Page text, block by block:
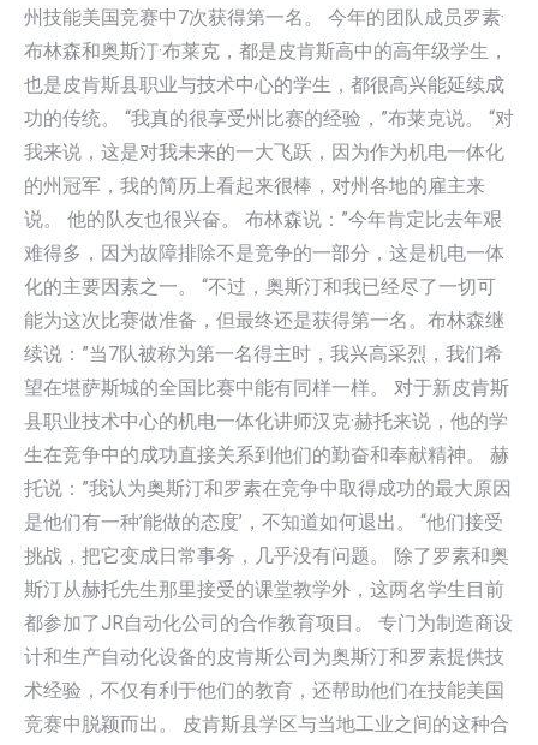
州技能美国竞赛中7次获得第一名。 今年的团队成员罗素·
布林森和奥斯汀·布莱克，都是皮肯斯高中的高年级学生，
也是皮肯斯县职业与技术中心的学生，都很高兴能延续成
功的传统。 “我真的很享受州比赛的经验，”布莱克说。 “对
我来说，这是对我未来的一大飞跃，因为作为机电一体化
的州冠军，我的简历上看起来很棒，对州各地的雇主来
说。 他的队友也很兴奋。 布林森说：”今年肯定比去年艰
难得多，因为故障排除不是竞争的一部分，这是机电一体
化的主要因素之一。 “不过，奥斯汀和我已经尽了一切可
能为这次比赛做准备，但最终还是获得第一名。布林森继
续说：”当7队被称为第一名得主时，我兴高采烈，我们希
望在堪萨斯城的全国比赛中能有同样一样。 对于新皮肯斯
县职业技术中心的机电一体化讲师汉克·赫托来说，他的学
生在竞争中的成功直接关系到他们的勤奋和奉献精神。 赫
托说：”我认为奥斯汀和罗素在竞争中取得成功的最大原因
是他们有一种’能做的态度’，不知道如何退出。 “他们接受
挑战，把它变成日常事务，几乎没有问题。 除了罗素和奥
斯汀从赫托先生那里接受的课堂教学外，这两名学生目前
都参加了JR自动化公司的合作教育项目。 专门为制造商设
计和生产自动化设备的皮肯斯公司为奥斯汀和罗素提供技
术经验，不仅有利于他们的教育，还帮助他们在技能美国
竞赛中脱颖而出。 皮肯斯县学区与当地工业之间的这种合